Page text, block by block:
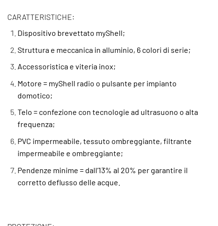
CARATTERISTICHE:
Dispositivo brevettato myShell;
Struttura e meccanica in alluminio, 6 colori di serie;
Accessoristica e viteria inox;
Motore = myShell radio o pulsante per impianto
domotico;
Telo = confezione con tecnologie ad ultrasuono o alta
frequenza;
PVC impermeabile, tessuto ombreggiante, filtrante
impermeabile e ombreggiante;
Pendenze minime = dall’13% al 20% per garantire il
corretto deflusso delle acque.